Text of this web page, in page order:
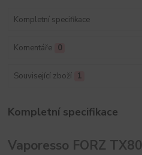
Kompletní specifikace
Komentáře 0
Související zboží 1
Kompletní specifikace
Vaporesso FORZ TX80